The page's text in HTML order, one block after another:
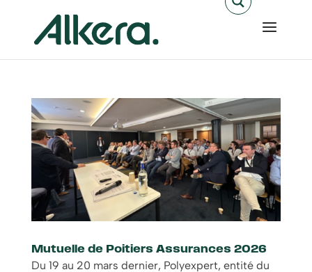
Mutuelle de Poitiers Assurances 2026
Du 19 au 20 mars dernier, Polyexpert, entité du